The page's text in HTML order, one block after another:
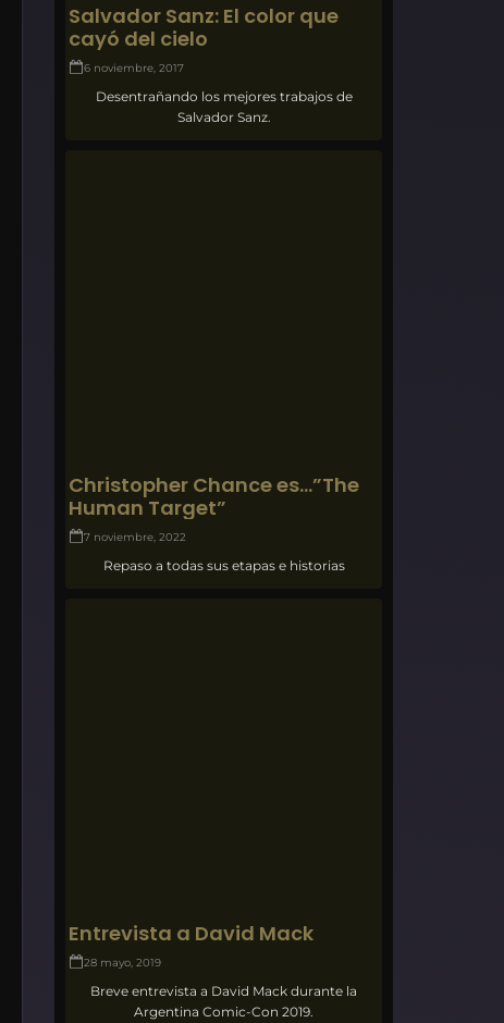
Salvador Sanz: El color que
cayó del cielo
6 noviembre, 2017
Desentrañando los mejores trabajos de
Salvador Sanz.
Christopher Chance es…”The
Human Target”
7 noviembre, 2022
Repaso a todas sus etapas e historias
Entrevista a David Mack
28 mayo, 2019
Breve entrevista a David Mack durante la
Argentina Comic-Con 2019.